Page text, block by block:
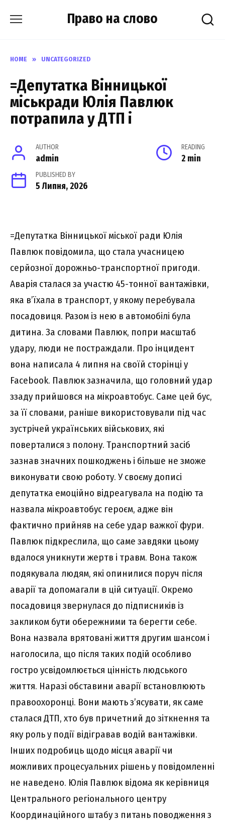
Право на слово
HOME » UNCATEGORIZED
=Депутатка Вінницької
міськради Юлія Павлюк
потрапила у ДТП і
AUTHOR
admin
READING
2 min
PUBLISHED BY
5 Липня, 2026
=Депутатка Вінницької міської ради Юлія
Павлюк повідомила, що стала учасницею
серйозної дорожньо-транспортної пригоди.
Аварія сталася за участю 45-тонної вантажівки,
яка в’їхала в транспорт, у якому перебувала
посадовиця. Разом із нею в автомобілі була
дитина. За словами Павлюк, попри масштаб
удару, люди не постраждали. Про інцидент
вона написала 4 липня на своїй сторінці у
Facebook. Павлюк зазначила, що головний удар
ззаду прийшовся на мікроавтобус. Саме цей бус,
за її словами, раніше використовували під час
зустрічей українських військових, які
поверталися з полону. Транспортний засіб
зазнав значних пошкоджень і більше не зможе
виконувати свою роботу. У своєму дописі
депутатка емоційно відреагувала на подію та
назвала мікроавтобус героєм, адже він
фактично прийняв на себе удар важкої фури.
Павлюк підкреслила, що саме завдяки цьому
вдалося уникнути жертв і травм. Вона також
подякувала людям, які опинилися поруч після
аварії та допомагали в цій ситуації. Окремо
посадовиця звернулася до підписників із
закликом бути обережними та берегти себе.
Вона назвала врятовані життя другим шансом і
наголосила, що після таких подій особливо
гостро усвідомлюється цінність людського
життя. Наразі обставини аварії встановлюють
правоохоронці. Вони мають з’ясувати, як саме
сталася ДТП, хто був причетний до зіткнення та
яку роль у події відігравав водій вантажівки.
Інших подробиць щодо місця аварії чи
можливих процесуальних рішень у повідомленні
не наведено. Юлія Павлюк відома як керівниця
Центрального регіонального центру
Координаційного штабу з питань поводження з